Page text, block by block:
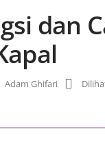
dan
Adam Ghifari